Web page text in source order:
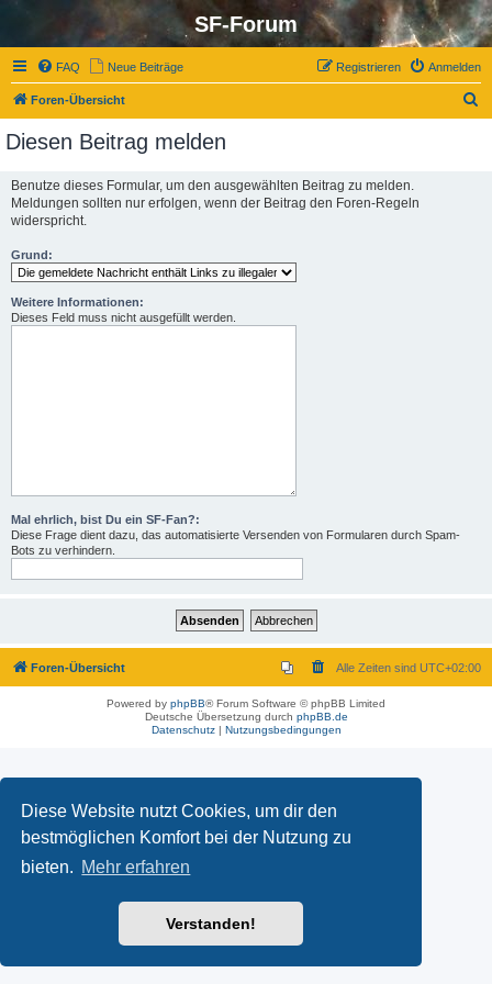
Diese Website nutzt Cookies, um dir den
bestmöglichen Komfort bei der Nutzung zu
bieten. Mehr erfahren
Verstanden!
SF-Forum
FAQ Neue Beiträge Anmelden
Registrieren
Foren-Übersicht
Diesen Beitrag melden
Benutze dieses Formular, um den ausgewählten Beitrag zu melden.
Meldungen sollten nur erfolgen, wenn der Beitrag den Foren-Regeln
widerspricht.
Grund:
Weitere Informationen:
Dieses Feld muss nicht ausgefüllt werden.
Mal ehrlich, bist Du ein SF-Fan?:
Diese Frage dient dazu, das automatisierte Versenden von Formularen durch Spam-
Bots zu verhindern.
Foren-Übersicht Alle Zeiten sind UTC+02:00
Powered by phpBB® Forum Software © phpBB Limited
Deutsche Übersetzung durch phpBB.de
Datenschutz| Nutzungsbedingungen